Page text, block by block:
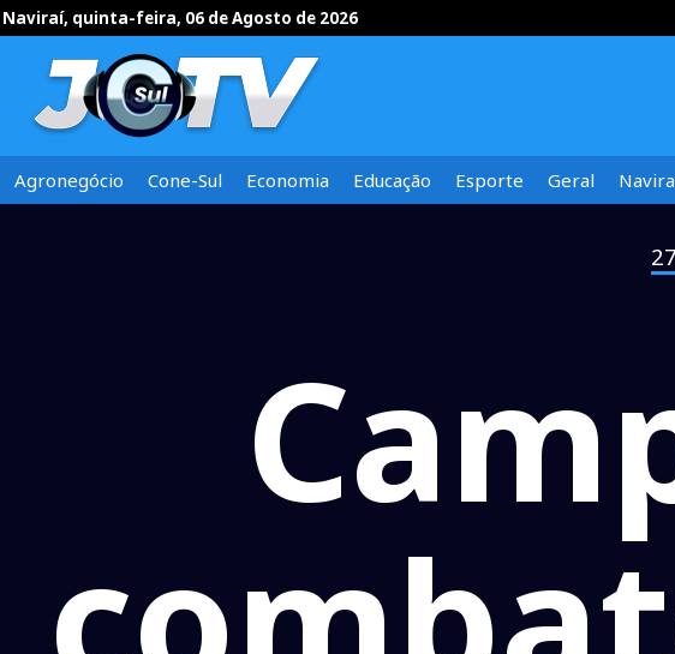
Naviraí, quinta-feira, 06 de Agosto de 2026
Agronegócio Cone-Sul Economia Educação Esporte Geral